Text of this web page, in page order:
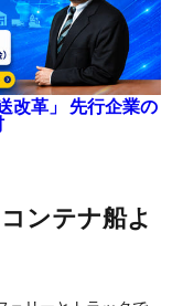
改革」 先行企業の